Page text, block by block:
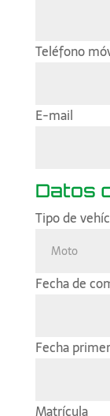
Teléfono
E-mail
Datos
Tipo de
Fecha de
Fecha
Matrícula